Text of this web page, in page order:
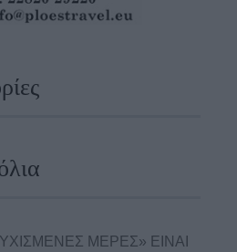
ΜΕΡΕΣ» ΕΙΝΑΙ